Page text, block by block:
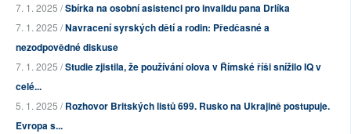
7. 1. 2025 /Sbírka na osobní asistenci pro invalidu pana Drlíka
7. 1. 2025 /Navracení syrských dětí a rodin: Předčasné a
nezodpovědné diskuse
7. 1. 2025 /Studie zjistila, že používání olova v Římské říši snížilo IQ v
celé...
5. 1. 2025 /Rozhovor Britských listů 699. Rusko na Ukrajině postupuje.
Evropa s...